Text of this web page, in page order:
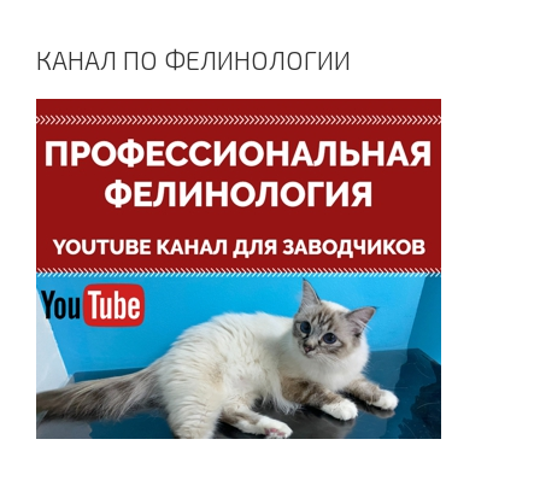
КАНАЛ ПО ФЕЛИНОЛОГИИ